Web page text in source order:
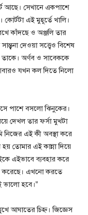
আছে। সেখানে একপাশে
এই মুহূর্তে খালি।
কাঁদছে ও অঞ্জলি তার
দেওয়া সত্ত্বেও বিশেষ
অর্ণব ও সাবেককে
যখন কল দিতে নিলো
পাশে বসলো ঝিনুকের।
দেখল তার ফর্সা মুখটা
নিজের এই কী অবস্থা করে
তোমার এই কান্না দিয়ে
এইভাবে ব্যবহার করে
করেছে। এখনো করতে
ভালো হবে।”
আঘাতের চিহ্ন। জিজ্ঞেস